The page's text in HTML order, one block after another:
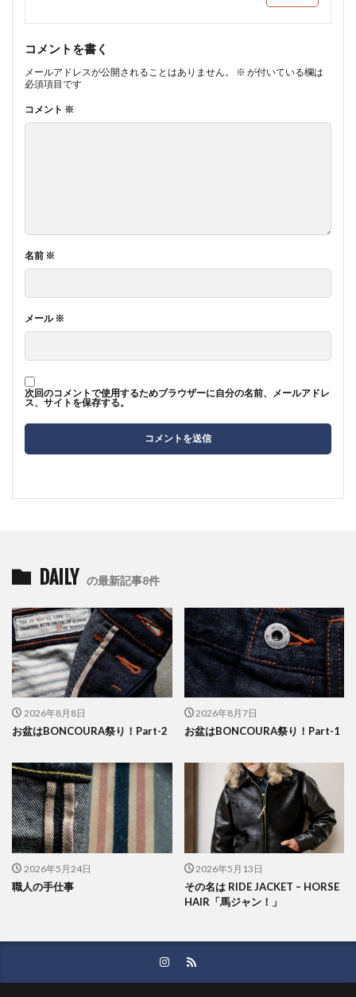
コメントを書く
メールアドレスが公開されることはありません。 ※ が付いている欄は
必須項目です
コメント ※
名前 ※
メール※
次回のコメントで使用するためブラウザーに自分の名前、メールアドレ
ス、サイトを保存する。
DAILY の最新記事8件
2026年8月8日
お盆はBONCOURA祭り！Part-2
2026年8月7日
お盆はBONCOURA祭り！Part-1
2026年5月24日
職人の手仕事
2026年5月13日
その名は RIDE JACKET – HORSE
HAIR「馬ジャン！」